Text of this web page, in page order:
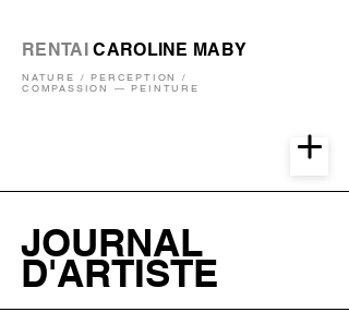
RENTAICAROLINE MABY
NATURE / PERCEPTION /
COMPASSION — PEINTURE
JOURNAL
D'ARTISTE